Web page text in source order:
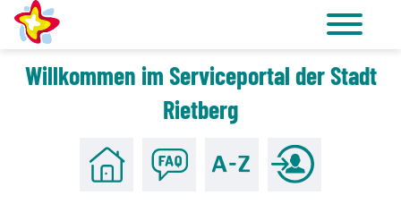
Zu den Tools für Barrierefreiheit
Zum Hauptinhalt
Willkommen im Serviceportal der Stadt
Rietberg